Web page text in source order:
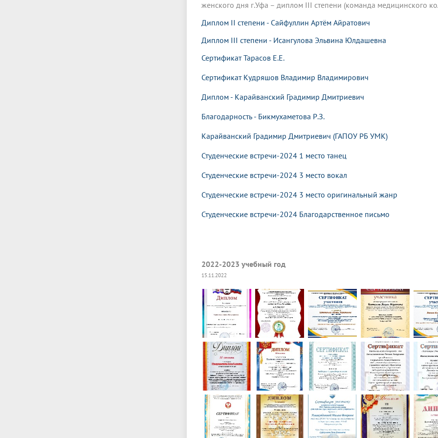
женского дня г.Уфа – диплом III степени (команда медицинского
Диплом II степени - Сайфуллин Артём Айратович
Диплом III степени - Исангулова Эльвина Юлдашевна
Сертификат Тарасов Е.Е.
Сертификат Кудряшов Владимир Владимирович
Диплом - Карайванский Градимир Дмитриевич
Благодарность - Бикмухаметова Р.З.
Карайванский Градимир Дмитриевич (ГАПОУ РБ УМК)
Студенческие встречи-2024 1 место танец
Студенческие встречи-2024 3 место вокал
Студенческие встречи-2024 3 место оригинальный жанр
Студенческие встречи-2024 Благодарственное письмо
2022-2023 учебный год
15.11.2022